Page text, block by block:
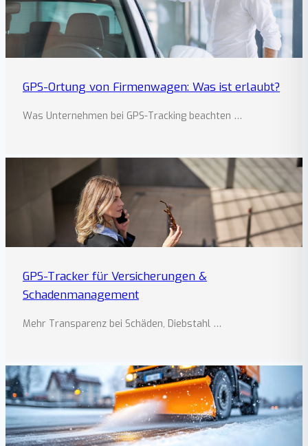
GPS-Ortung von Firmenwagen: Was ist erlaubt?
Was Unternehmen bei GPS-Tracking beachten …
GPS-Tracker für Versicherungen &
Schadenmanagement
Mehr Transparenz bei Schäden, Diebstahl …